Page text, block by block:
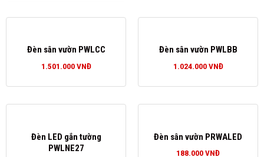
Đèn sân vườn PWLCC
1.501.000VNĐ
Đèn sân vườn PWLBB
1.024.000VNĐ
Đèn LED gắn tường
PWLNE27
Đèn sân vườn PRWALED
188.000VNĐ